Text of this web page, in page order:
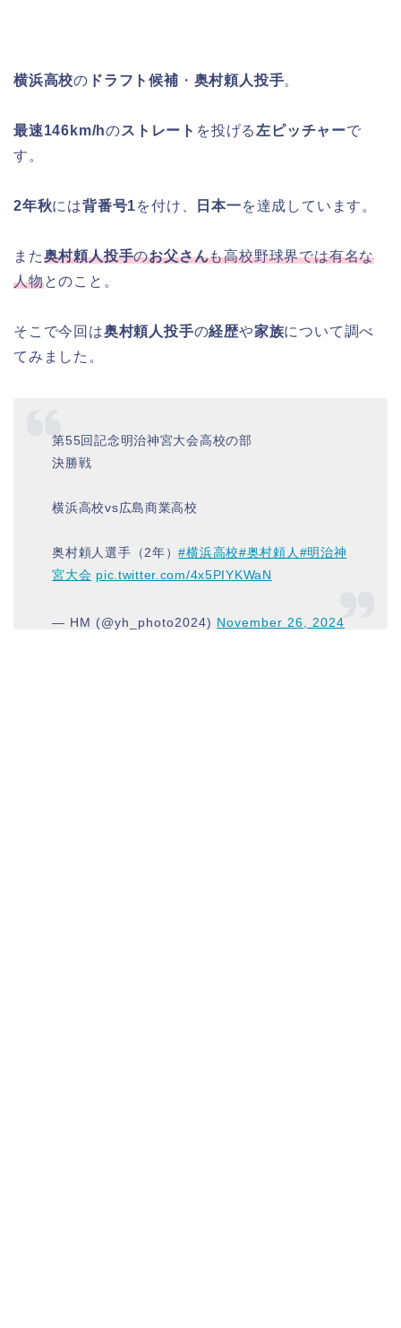
横浜高校の ドラフト候補 ・ 奥村頼人投手。
最速146km/hのストレート を投げる左ピッチャーで
す。
2年秋には背番号1を付け、 日本一を達成しています。
また奥村頼人投手のお父さんも高校野球界では有名な
人物とのこと。
そこで今回は奥村頼人投手の経歴や家族について調べ
てみました。
第55回記念明治神宮大会高校の部
決勝戦
横浜高校vs広島商業高校
奥村頼人選手（2年）#横浜高校#奥村頼人 #明治神
宮大会 pic.twitter.com/4x5PIYKWaN
— HM (@yh_photo2024) November 26, 2024